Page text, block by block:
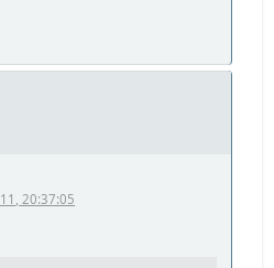
20:37:05